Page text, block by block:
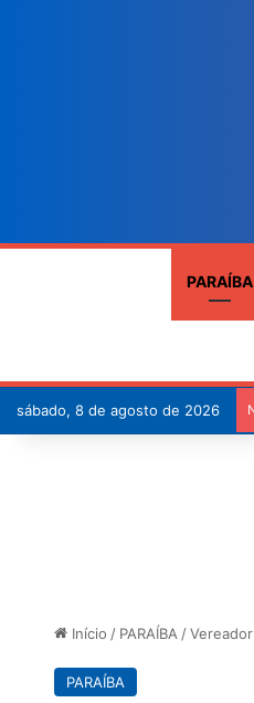
PARAÍBA
sábado, 8 de agosto de 2026
Início / PARAÍBA /
PARAÍBA